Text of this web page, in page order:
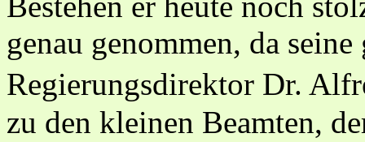
genau genommen, da
Regierungsdirektor Dr.
zu den kleinen Beamten,